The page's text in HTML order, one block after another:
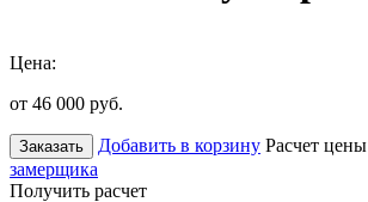
Цена:
от 46 000 руб.
Заказать Добавить в корзину Расчет цены
замерщика
Получить расчет